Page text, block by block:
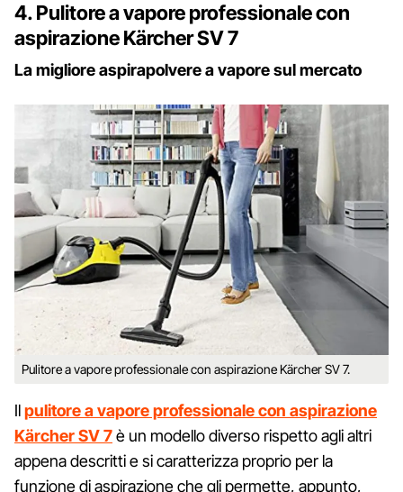
4. Pulitore a vapore professionale con
aspirazione Kärcher SV 7
La migliore aspirapolvere a vapore sul mercato
Pulitore a vapore professionale con aspirazione Kärcher SV 7.
Ilpulitore a vapore professionale con aspirazione
Kärcher SV 7è un modello diverso rispetto agli altri
appena descritti e si caratterizza proprio per la
funzione di aspirazione che gli permette, appunto,